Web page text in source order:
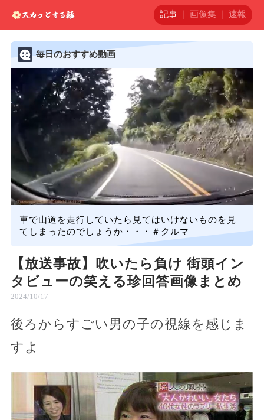
記事 画像集 速報
毎日のおすすめ動画
車で山道を走行していたら見てはいけないものを見
てしまったのでしょうか・・・＃クルマ
【放送事故】吹いたら負け 街頭イン
タビューの笑える珍回答画像まとめ
2024/10/17
後ろからすごい男の子の視線を感じま
すよ